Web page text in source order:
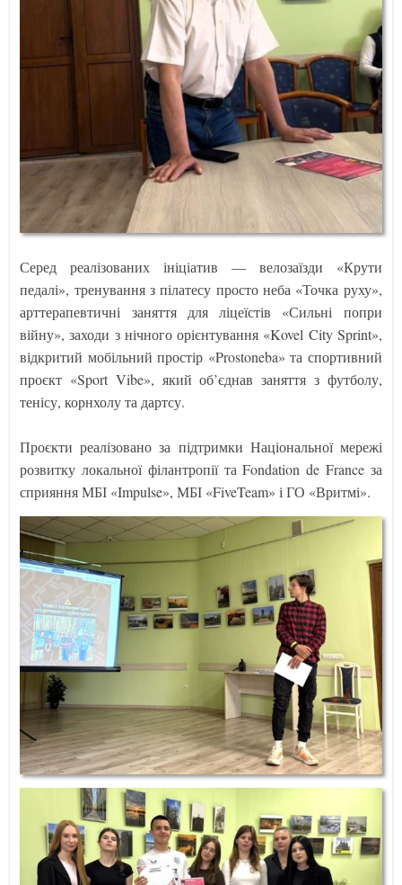
Серед реалізованих ініціатив — велозаїзди «Крути
педалі», тренування з пілатесу просто неба «Точка руху»,
арттерапевтичні заняття для ліцеїстів «Сильні попри
війну», заходи з нічного орієнтування «Kovel City Sprint»,
відкритий мобільний простір «Prostoneba» та спортивний
проєкт «Sport Vibe», який об’єднав заняття з футболу,
тенісу, корнхолу та дартсу.
Проєкти реалізовано за підтримки Національної мережі
розвитку локальної філантропії та Fondation de France за
сприяння МБІ «Impulse», МБІ «FiveTeam» і ГО «Вритмі».